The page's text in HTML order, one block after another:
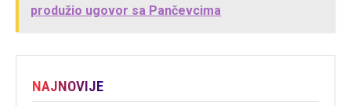
produžio ugovor sa Pančevcima
NAJNOVIJE